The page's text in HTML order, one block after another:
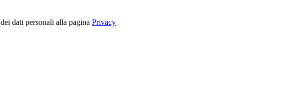
dati personali alla pagina Privacy